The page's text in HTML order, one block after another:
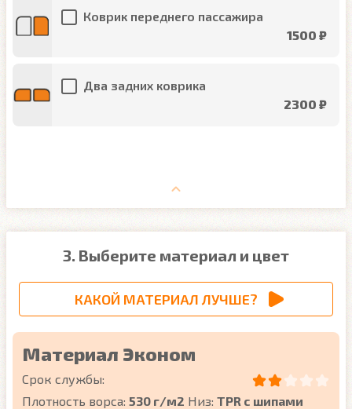
Коврик переднего пассажира
1500 ₽
Два задних коврика
2300 ₽
3. Выберите материал и цвет
КАКОЙ МАТЕРИАЛ ЛУЧШЕ?
Материал Эконом
Срок службы:
Плотность ворса: 530 г/м2 Низ: TPR с шипами